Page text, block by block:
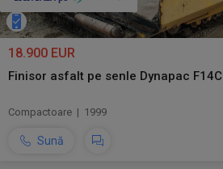
18.900 EUR
Finisor asfalt pe senle Dynapac F14C
Compactoare | 1999
Sună